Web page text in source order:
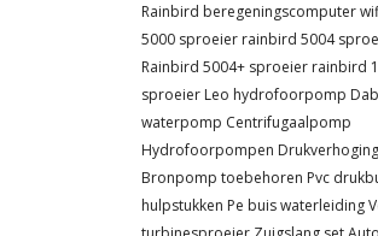
Rainbird beregeningscomputer
5000 sproeier rainbird 5004
Rainbird 5004+ sproeier rainbird
sproeier Leo hydrofoorpomp Dab
waterpomp Centrifugaalpomp
Hydrofoorpompen
Bronpomp toebehoren Pvc
hulpstukken Pe buis waterleiding